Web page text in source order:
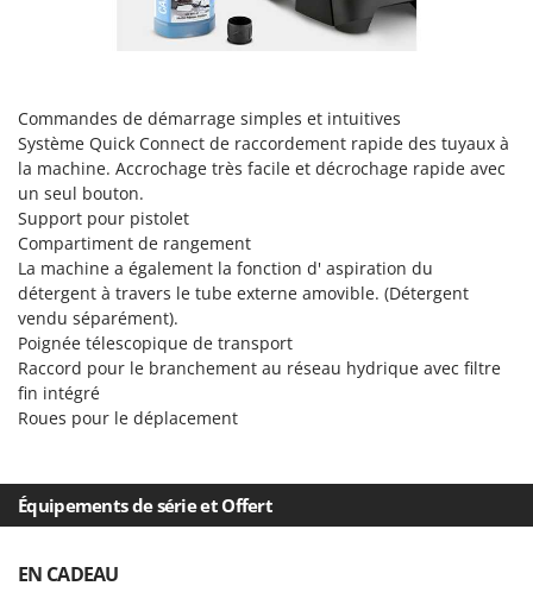
O
Officine Savioli
Oliviero
Olix
OMA
Omas
Ompagrill
Ooni
Oriental Koshin
Outdoorchef
Palumbo Pavi
Paterlini
Commandes de démarrage simples et intuitives
Système Quick Connect de raccordement rapide des tuyaux à
la machine. Accrochage très facile et décrochage rapide avec
un seul bouton.
Support pour pistolet
Compartiment de rangement
La machine a également la fonction d' aspiration du
détergent à travers le tube externe amovible. (Détergent
vendu séparément).
Poignée télescopique de transport
Raccord pour le branchement au réseau hydrique avec filtre
fin intégré
Roues pour le déplacement
Équipements de série et Offert
EN CADEAU